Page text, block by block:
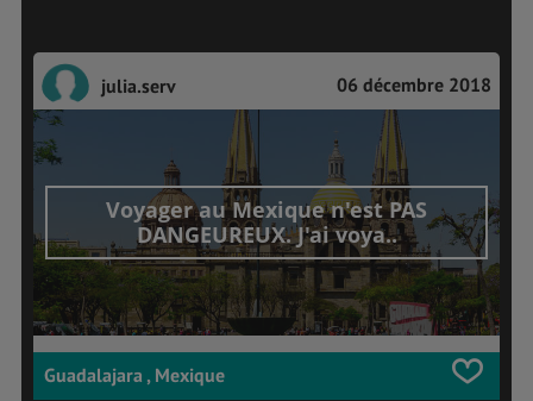
julia.serv 06 décembre 2018
Voyager au Mexique n'est PAS
DANGEUREUX. J'ai voya..
Guadalajara , Mexique